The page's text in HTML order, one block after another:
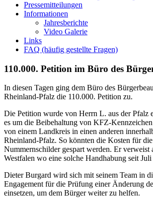
Pressemitteilungen
Informationen
Jahresberichte
Video Galerie
Links
FAQ (häufig gestellte Fragen)
110.000. Petition im Büro des
In diesen Tagen ging dem Büro des
Rheinland-Pfalz die 110.000. Petition zu.
Die Petition wurde von Herrn L. aus der Pfalz
es um die Beibehaltung von KFZ-
von einem Landkreis in einen anderen
Rheinland-Pfalz. So könnten die Kosten für
Nummernschilder gespart werden. Er verweist
Westfalen wo eine solche Handhabung seit
Dieter Burgard wird sich mit seinem Team in
Engagement für die Prüfung einer Änderung
einsetzen, um dem Bürger weiter zu helfen.